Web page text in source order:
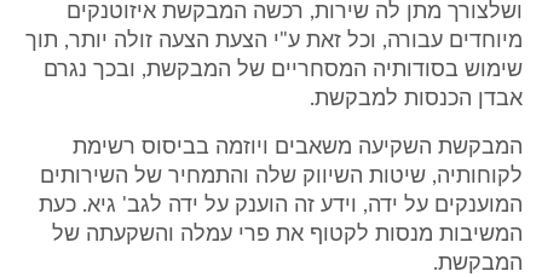
ושלצורך מתן לה שירות, רכשה המבקשת איזוטנקים
מיוחדים עבורה, וכל זאת ע"י הצעת הצעה זולה יותר, תוך
שימוש בסודותיה המסחריים של המבקשת, ובכך נגרם
אבדן הכנסות למבקשת.
המבקשת השקיעה משאבים ויוזמה בביסוס רשימת
לקוחותיה, שיטות השיווק שלה והתמחיר של השירותים
המוענקים על ידה, וידע זה הוענק על ידה לגב' גיא. כעת
המשיבות מנסות לקטוף את פרי עמלה והשקעתה של
המבקשת.